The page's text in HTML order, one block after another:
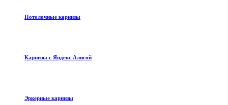
Потолочные карнизы
Карнизы с Яндекс Алисой
Эркерные карнизы